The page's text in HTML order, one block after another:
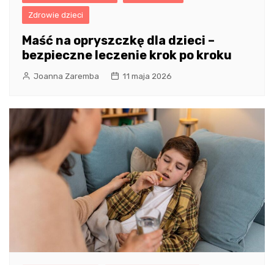
Zdrowie dzieci
Maść na opryszczkę dla dzieci –
bezpieczne leczenie krok po kroku
Joanna Zaremba 11 maja 2026